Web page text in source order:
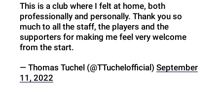
This is a club where I felt at home, both
professionally and personally. Thank you so
much to all the staff, the players and the
supporters for making me feel very welcome
from the start.
— Thomas Tuchel (@TTuchelofficial) September
11, 2022